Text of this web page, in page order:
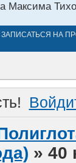
Максима
ЗАПИСАТЬСЯ НА
»40